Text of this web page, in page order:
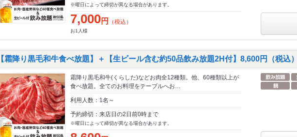
※曜日によって締切が異なる場合があります。
7,000円 （税込）
お1人様
【霜降り黒毛和牛食べ放題】＋【生ビール含む約50品飲み放題2H付】8,600円（税込）
霜降り黒毛和牛(くらした)などお肉全12種類。他、60種類以上が
食べ放題。全てのお料理をテーブルへお…
利用人数：1名～
予約締切：来店日の2日前0時まで
※曜日によって締切が異なる場合があります。